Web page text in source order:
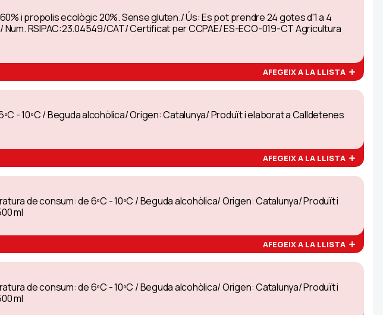
i propolis ecològic 20%. Sense gluten./ Ús: Es pot prendre 24 gotes d'1 a 4
RSIPAC:23.04549/CAT/ Certificat per CCPAE/ ES-ECO-019-CT Agricultura
AFEGEIX A LA LLISTA
- 10ºC / Beguda alcohòlica/ Origen: Catalunya/ Produït i elaborat a Calldetenes
AFEGEIX A LA LLISTA
de consum: de 6ºC - 10ºC / Beguda alcohòlica/ Origen: Catalunya/ Produït i
ml
AFEGEIX A LA LLISTA
de consum: de 6ºC - 10ºC / Beguda alcohòlica/ Origen: Catalunya/ Produït i
ml